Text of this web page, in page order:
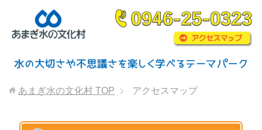
あまぎ水の文化村 TOP アクセスマップ